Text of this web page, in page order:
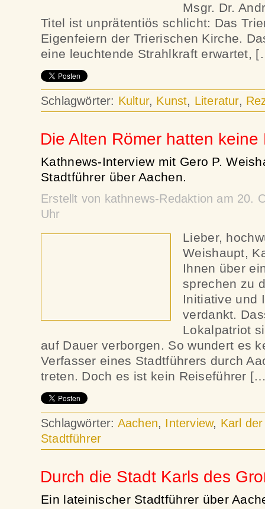
Msgr. Dr.
Titel ist unprätentiös schlicht: Das
Eigenfeiern der Trierischen Kirche.
eine leuchtende Strahlkraft erwartet,
Schlagwörter: Kultur, Kunst, Literatur,
Die Alten Römer hatten keine
Kathnews-Interview mit Gero P.
Stadtführer über Aachen.
Erstellt von kathnews-Redaktion am 20.
Uhr
Lieber,
Weishaupt,
Ihnen über
sprechen zu
Initiative und
verdankt.
Lokalpatriot
auf Dauer verborgen. So wundert es
Verfasser eines Stadtführers durch
treten. Doch es ist kein Reiseführer
Schlagwörter: Aachen, Interview, Karl
Stadtführer
Durch die Stadt Karls des
Ein lateinischer Stadtführer über